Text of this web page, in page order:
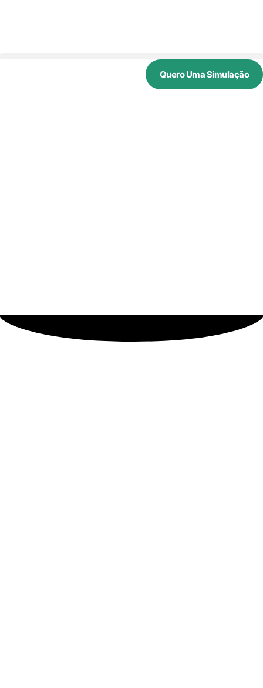
Quero Uma Simulação